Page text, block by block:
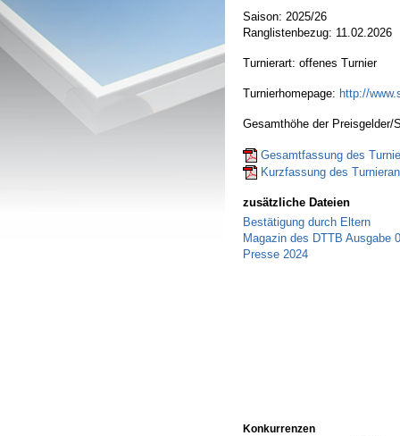
Saison: 2025/26
Ranglistenbezug: 11.02.2026
Turnierart: offenes Turnier
Turnierhomepage: http://
Gesamthöhe der Preisgelder/
Gesamtfassung des
Kurzfassung des
zusätzliche Dateien
Bestätigung durch Eltern
Magazin des DTTB Ausgabe
Presse 2024
Konkurrenzen